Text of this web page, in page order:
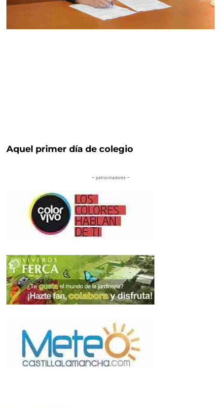
Aquel primer día de colegio
– patrocinadores –